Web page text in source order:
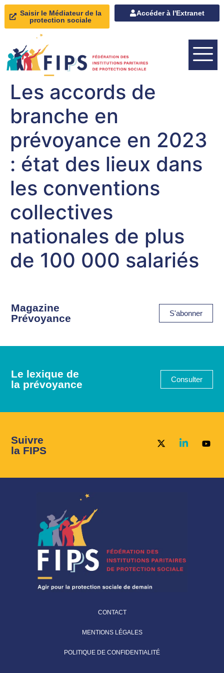
Saisir le Médiateur de la
protection sociale
Accéder à l'Extranet
Les accords de
branche en
prévoyance en 2023
: état des lieux dans
les conventions
collectives
nationales de plus
de 100 000 salariés
Magazine
Prévoyance
S'abonner
Le lexique de
la prévoyance
Consulter
Suivre
la FIPS
CONTACT
MENTIONS LÉGALES
POLITIQUE DE CONFIDENTIALITÉ